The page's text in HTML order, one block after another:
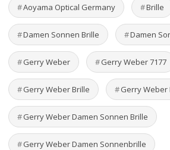
Aoyama Optical Germany Brille
Damen Sonnen Brille Damen
Gerry Weber Gerry Weber 7177
Gerry Weber Brille Gerry Weber
Gerry Weber Damen Sonnen Brille
Gerry Weber Damen Sonnenbrille